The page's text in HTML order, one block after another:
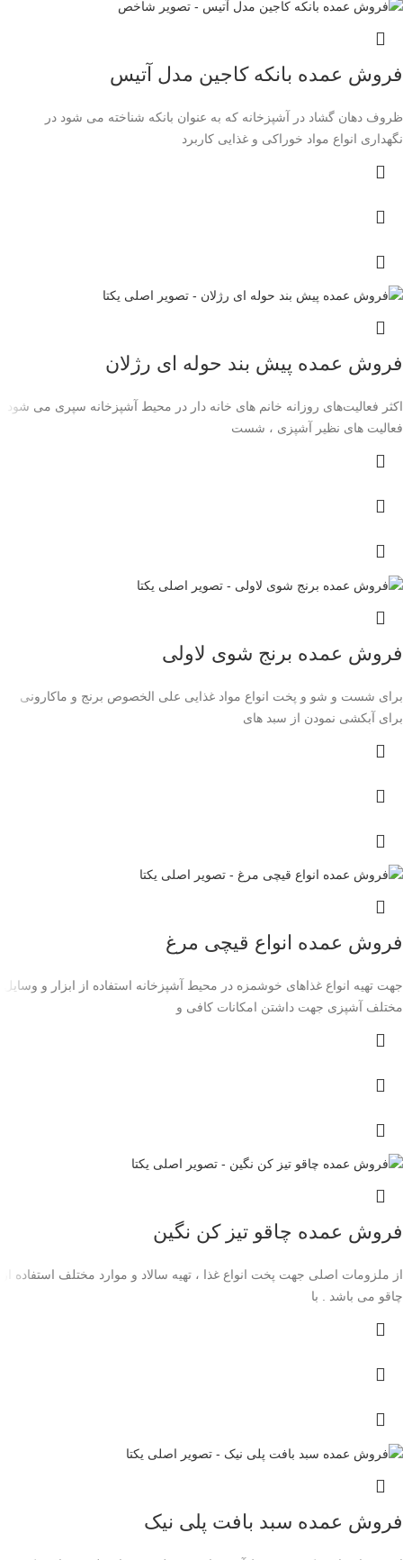
فروش عمده بانکه کاجین مدل آتیس
ظروف دهان گشاد در آشپزخانه که به عنوان بانکه شناخته می شود در
نگهداری انواع مواد خوراکی و غذایی کاربرد
فروش عمده پیش بند حوله ای رژلان
اکثر فعالیت‌های روزانه خانم های خانه دار در محیط آشپزخانه سپری می شود .
فعالیت های نظیر آشپزی ، شست
فروش عمده برنج شوی لاولی
برای شست و شو و پخت انواع مواد غذایی علی الخصوص برنج و ماکارونی
برای آبکشی نمودن از سبد های
فروش عمده انواع قیچی مرغ
جهت تهیه انواع غذاهای خوشمزه در محیط آشپزخانه استفاده از ابزار و وسایل
مختلف آشپزی جهت داشتن امکانات کافی و
فروش عمده چاقو تیز کن نگین
از ملزومات اصلی جهت پخت انواع غذا ، تهیه سالاد و موارد مختلف استفاده از
چاقو می باشد . با
فروش عمده سبد بافت پلی نیک